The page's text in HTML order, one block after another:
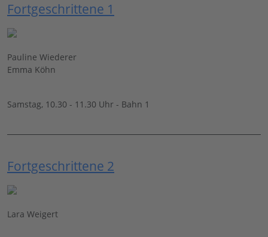
Fortgeschrittene 1
Pauline Wiederer
Emma Köhn
Samstag, 10.30 - 11.30 Uhr - Bahn 1
Fortgeschrittene 2
Lara Weigert